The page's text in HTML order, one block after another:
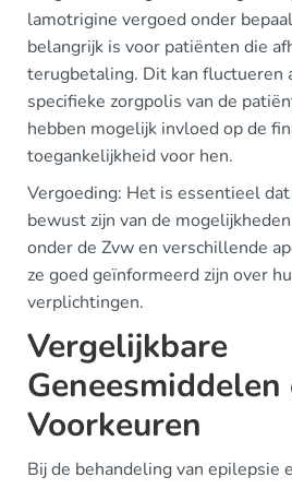
lamotrigine vergoed onder
belangrijk is voor patiënten die
terugbetaling. Dit kan fluctueren
specifieke zorgpolis van de
hebben mogelijk invloed op de
toegankelijkheid voor hen.
Vergoeding: Het is essentieel
bewust zijn van de
onder de Zvw en verschillende
ze goed geïnformeerd zijn over
verplichtingen.
Vergelijkbare
Geneesmiddelen
Voorkeuren
Bij de behandeling van epilepsie